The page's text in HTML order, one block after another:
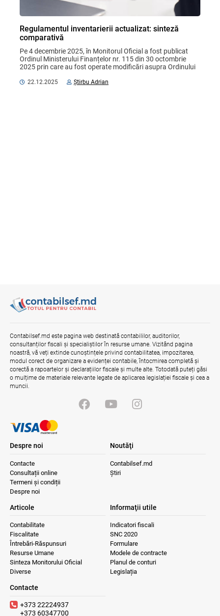
Regulamentul inventarierii actualizat: sinteză
comparativă
Pe 4 decembrie 2025, în Monitorul Oficial a fost publicat
Ordinul Ministerului Finanțelor nr. 115 din 30 octombrie
2025 prin care au fost operate modificări asupra Ordinului
22.12.2025 Știrbu Adrian
Contabilsef.md este pagina web destinată contabililor, auditorilor,
consultanților fiscali și specialiștilor în resurse umane. Vizitând pagina
noastră, vă veți extinde cunoștințele privind contabilitatea, impozitarea,
modul corect de organizare a evidenței contabile, întocmirea completă și
corectă a rapoartelor și declarațiilor fiscale și multe alte. Totodată puteți găsi
o mulțime de materiale relevante legate de aplicarea legislației fiscale și cea a
muncii.
Despre noi
Contacte
Consultații online
Termeni și condiții
Despre noi
Noutăţi
Contabilsef.md
Știri
Articole
Contabilitate
Fiscalitate
Întrebări-Răspunsuri
Resurse Umane
Sinteza Monitorului Oficial
Diverse
Informaţii utile
Indicatori fiscali
SNC 2020
Formulare
Modele de contracte
Planul de conturi
Legislația
Contacte
+373 22224937
+373 60347700